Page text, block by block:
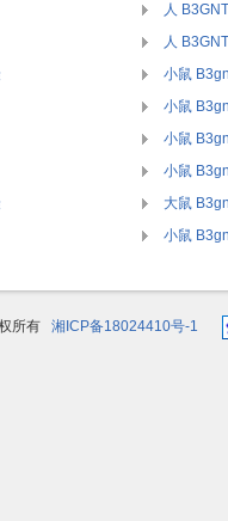
人
人
小鼠
小鼠
小鼠
小鼠
大鼠
小鼠
所有 湘ICP备18024410号-1